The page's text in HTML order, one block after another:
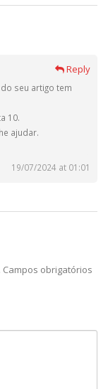
Reply
seu artigo tem
10.
ajudar.
19/07/2024 at 01:01
Campos obrigatórios